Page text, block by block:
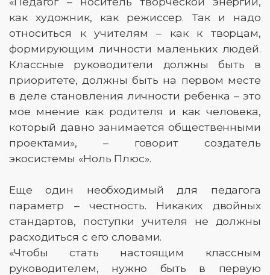
как художник, как режиссер. Так и надо
относиться к учителям – как к творцам,
формирующим личности маленьких людей.
Классные руководители должны быть в
приоритете, должны быть на первом месте
в деле становления личности ребенка – это
мое мнение как родителя и как человека,
который давно занимается общественными
проектами», – говорит создатель
экосистемы «Ноль Плюс».
Еще один необходимый для педагога
параметр – честность. Никаких двойных
стандартов, поступки учителя не должны
расходиться с его словами.
«Чтобы стать настоящим классным
руководителем, нужно быть в первую